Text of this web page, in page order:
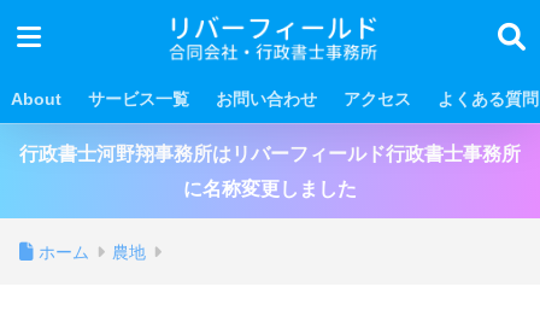
About サービス一覧 お問い合わせ アクセス よくある質問
行政書士河野翔事務所はリバーフィールド行政書士事務所
に名称変更しました
ホーム 農地